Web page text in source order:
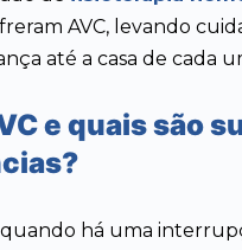
AVC, levando
até a casa de cada
e quais são
há uma